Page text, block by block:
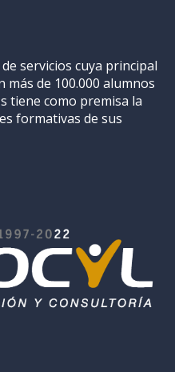
servicios cuya principal
más de 100.000 alumnos
tiene como premisa la
formativas de sus